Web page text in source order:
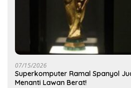
07/15/2026
Superkomputer Ramal Spanyol
Menanti Lawan Berat!